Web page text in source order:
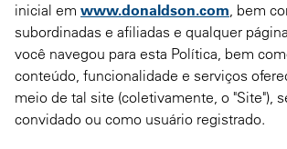
inicial em www.donaldson.com, bem
subordinadas e afiliadas e qualquer
você navegou para esta Política, bem
conteúdo, funcionalidade e serviços
meio de tal site (coletivamente, o "Site"),
convidado ou como usuário registrado.